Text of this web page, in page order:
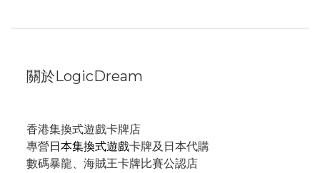
關於LogicDream
香港集換式遊戲卡牌店
專營日本集換式遊戲卡牌及日本代購
數碼暴龍、海賊王卡牌比賽公認店